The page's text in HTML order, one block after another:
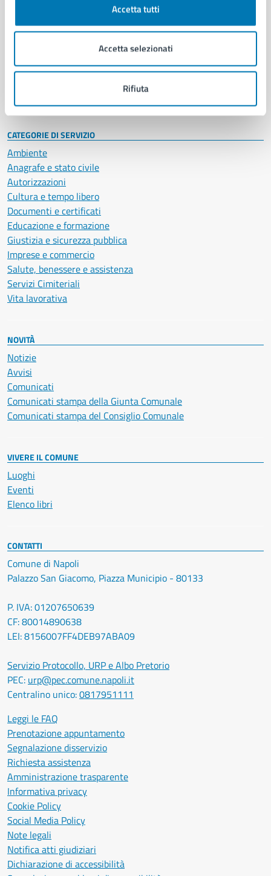
Accetta tutti
Accetta selezionati
Rifiuta
Enti e fondazioni
Personale amministrativo
Intranet, posta aziendale e protocollo
CATEGORIE DI SERVIZIO
Ambiente
Anagrafe e stato civile
Autorizzazioni
Cultura e tempo libero
Documenti e certificati
Educazione e formazione
Giustizia e sicurezza pubblica
Imprese e commercio
Salute, benessere e assistenza
Servizi Cimiteriali
Vita lavorativa
NOVITÀ
Notizie
Avvisi
Comunicati
Comunicati stampa della Giunta Comunale
Comunicati stampa del Consiglio Comunale
VIVERE IL COMUNE
Luoghi
Eventi
Elenco libri
CONTATTI
Comune di Napoli
Palazzo San Giacomo, Piazza Municipio - 80133
P. IVA: 01207650639
CF: 80014890638
LEI: 8156007FF4DEB97ABA09
Servizio Protocollo, URP e Albo Pretorio
PEC: urp@pec.comune.napoli.it
Centralino unico:0817951111
Leggi le FAQ
Prenotazione appuntamento
Segnalazione disservizio
Richiesta assistenza
Amministrazione trasparente
Informativa privacy
Cookie Policy
Social Media Policy
Note legali
Notifica atti giudiziari
Dichiarazione di accessibilità